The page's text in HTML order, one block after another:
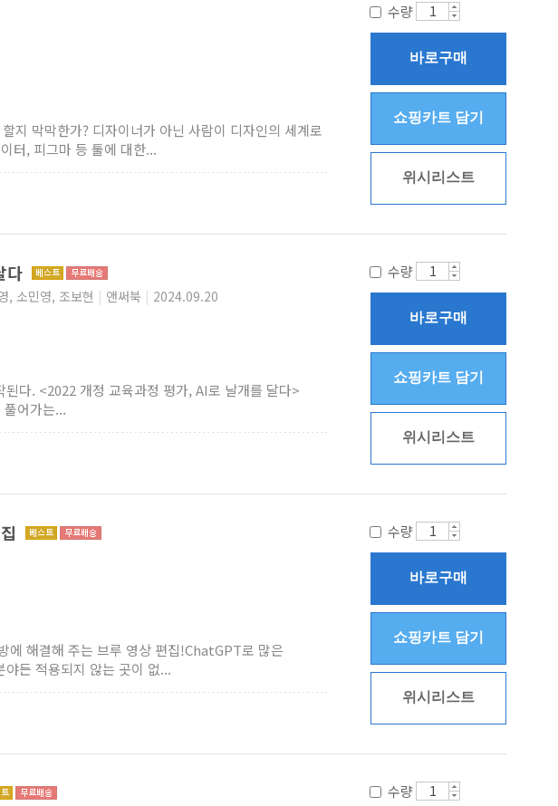
지 막막한가? 디자이너가 아닌 사람이 디자인의 세계로
터, 피그마 등 툴에 대한...
수량
바로구매
쇼핑카트 담기
위시리스트
다
, 소민영, 조보현 | 앤써북 | 2024.09.20
다. <2022 개정 교육과정 평가, AI로 날개를 달다>
어가는...
수량
바로구매
쇼핑카트 담기
위시리스트
에 해결해 주는 브루 영상 편집!ChatGPT로 많은
든 적용되지 않는 곳이 없...
수량
바로구매
쇼핑카트 담기
위시리스트
수량